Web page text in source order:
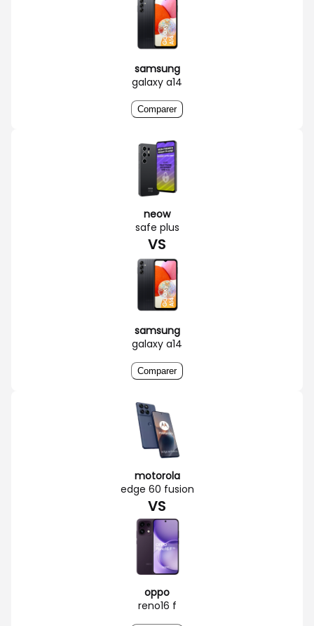
samsung
galaxy a14
Comparer
neow
safe plus
VS
samsung
galaxy a14
Comparer
motorola
edge 60 fusion
VS
oppo
reno16 f